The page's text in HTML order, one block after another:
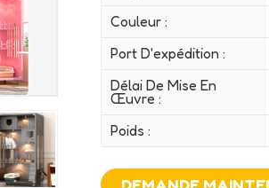
Couleur :
Port D'expédition :
Délai De Mise En
Œuvre :
Poids :